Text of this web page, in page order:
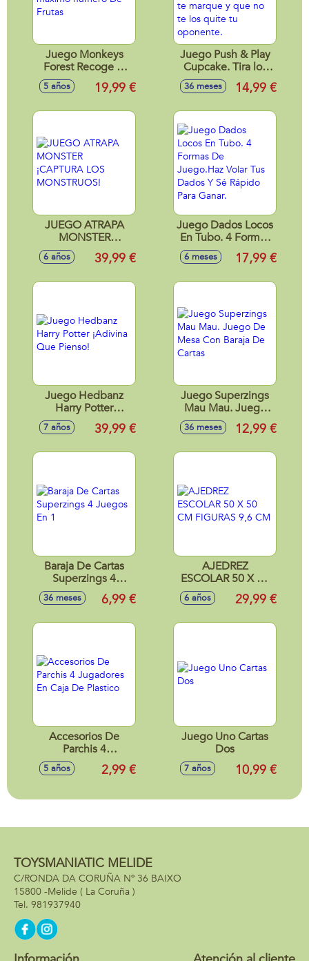
Juego Monkeys
Forest Recoge el
maximo numero
De Frutas
5 años 19,99 €
Juego Push & Play
Cupcake. Tira los
dados y ve
atrapando los
marque y que no te
los quite tu
oponente.
36 meses 14,99 €
JUEGO ATRAPA
MONSTER
¡CAPTURA LOS
MONSTRUOS!
6 años 39,99 €
Juego Dados Locos
En Tubo. 4 Formas
De Juego.Haz Volar
Tus Dados Y Sé
6 meses 17,99 €
Juego Hedbanz
Harry Potter
¡Adivina Que
Pienso!
7 años 39,99 €
Juego Superzings
Mau Mau. Juego
De Mesa Con
Baraja De Cartas
36 meses 12,99 €
Baraja De Cartas
Superzings 4
Juegos En 1
36 meses 6,99 €
AJEDREZ
ESCOLAR 50 X 50
CM FIGURAS 9,6
6 años 29,99 €
Accesorios De
Parchis 4
Jugadores En Caja
De Plastico
5 años 2,99 €
Juego Uno Cartas
Dos
7 años 10,99 €
TOYSMANIATIC MELIDE
C/RONDA DA CORUÑA Nº 36 BAIXO
15800 -Melide ( La Coruña )
981937940